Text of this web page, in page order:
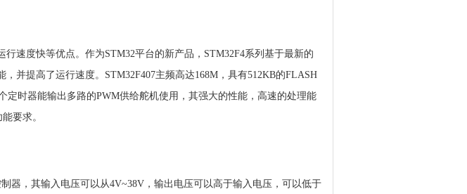
速度快等优点。作为STM32平台的新产品，STM32F4系列基于最新的
并提高了运行速度。STM32F407主频高达168M，具有512KB的FLASH
定时器能输出多路的PWM供给舵机使用，其强大的性能，高速的处理能
要求。
器，其输入电压可以从4V~38V，输出电压可以高于输入电压，可以低于